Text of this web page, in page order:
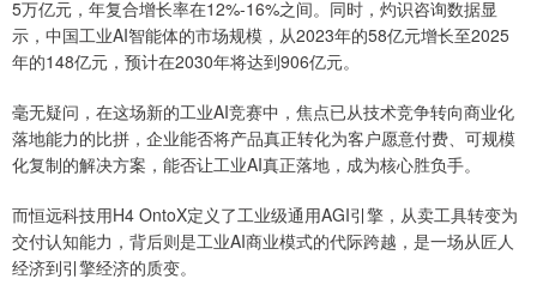
5万亿元，年复合增长率在12%-16%之间。同时，灼识咨询数据显
示，中国工业AI智能体的市场规模，从2023年的58亿元增长至2025
年的148亿元，预计在2030年将达到906亿元。
毫无疑问，在这场新的工业AI竞赛中，焦点已从技术竞争转向‌商业化
落地能力‌的比拼，企业能否将产品真正转化为客户愿意付费、可规模
化复制的解决方案，能否让工业AI真正落地，成为核心胜负手。
而恒远科技用H4 OntoX定义了工业级通用AGI引擎，从卖工具转变为
交付认知能力，背后则是工业AI商业模式的代际跨越，是一场从匠人
经济到引擎经济的质变。